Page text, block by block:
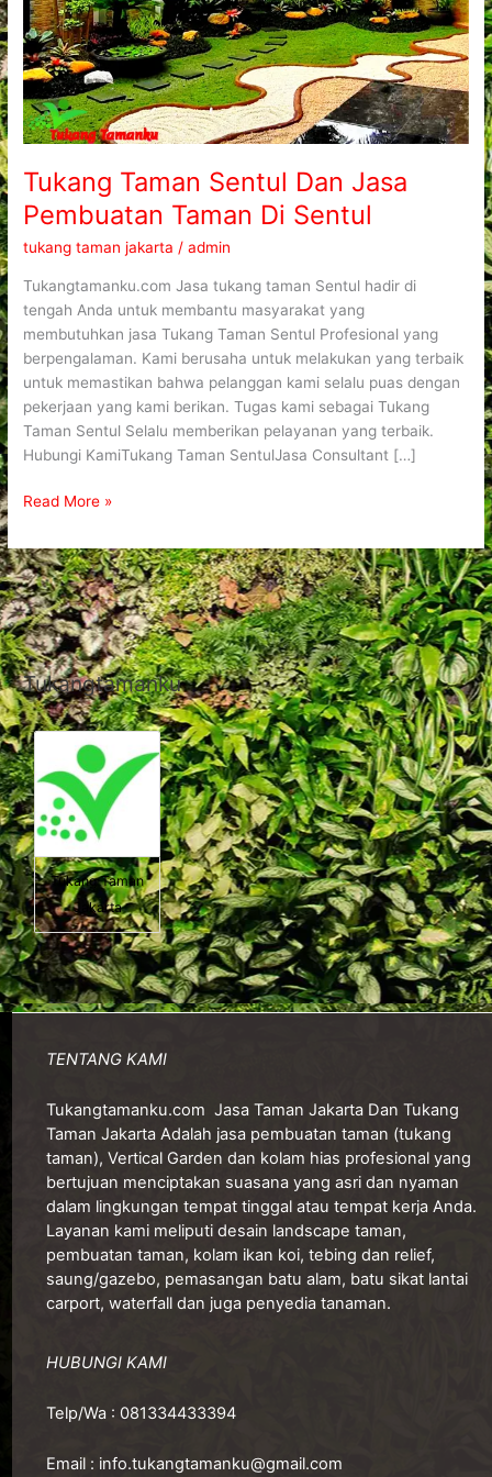
Tukang Taman Sentul Dan Jasa
Pembuatan Taman Di Sentul
tukang taman jakarta /admin
Tukangtamanku.com Jasa tukang taman Sentul hadir di
tengah Anda untuk membantu masyarakat yang
membutuhkan jasa Tukang Taman Sentul Profesional yang
berpengalaman. Kami berusaha untuk melakukan yang terbaik
untuk memastikan bahwa pelanggan kami selalu puas dengan
pekerjaan yang kami berikan. Tugas kami sebagai Tukang
Taman Sentul Selalu memberikan pelayanan yang terbaik.
Hubungi KamiTukang Taman SentulJasa Consultant […]
Di
Sentul
Read More »
Tukangtamanku
Tukang Taman
Jakarta
TENTANG KAMI
Tukangtamanku.com Jasa Taman Jakarta Dan Tukang
Taman Jakarta Adalah jasa pembuatan taman (tukang
taman), Vertical Garden dan kolam hias profesional yang
bertujuan menciptakan suasana yang asri dan nyaman
dalam lingkungan tempat tinggal atau tempat kerja Anda.
Layanan kami meliputi desain landscape taman,
pembuatan taman, kolam ikan koi, tebing dan relief,
saung/gazebo, pemasangan batu alam, batu sikat lantai
carport, waterfall dan juga penyedia tanaman.
HUBUNGI KAMI
Telp/Wa : 081334433394
Email : info.tukangtamanku@gmail.com